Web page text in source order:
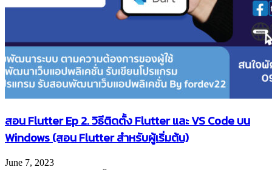
สอน Flutter Ep 2. วิธีติดตั้ง Flutter และ VS Code บน
Windows (สอน Flutter สำหรับผู้เริ่มต้น)
June 7, 2023